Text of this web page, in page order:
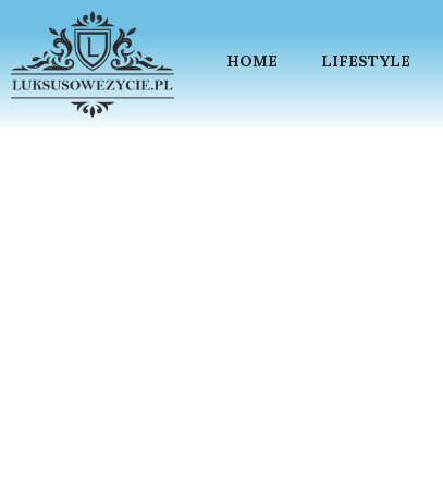
HOME LIFESTYLE